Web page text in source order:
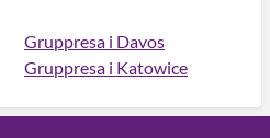
Gruppresa i Davos
Gruppresa i Katowice